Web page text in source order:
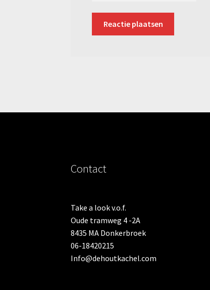
Contact
Take a look v.o.f.
Oude tramweg 4 -2A
8435 MA Donkerbroek
06-18420215
Info@dehoutkachel.com